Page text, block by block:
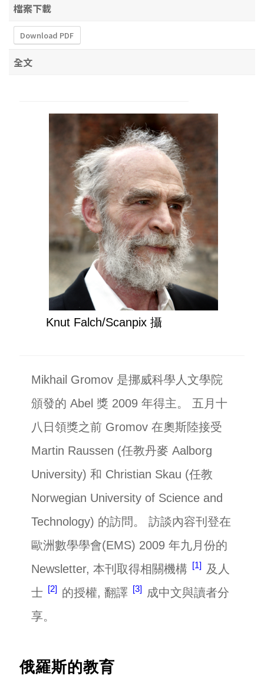
檔案下載
Download PDF
全文
Knut Falch/Scanpix 攝
Mikhail Gromov 是挪威科學人文學院
頒發的 Abel 獎 2009 年得主。 五月十
八日領獎之前 Gromov 在奧斯陸接受
Martin Raussen (任教丹麥 Aalborg
University) 和 Christian Skau (任教
Norwegian University of Science and
Technology) 的訪問。 訪談內容刊登在
歐洲數學學會(EMS) 2009 年九月份的
Newsletter, 本刊取得相關機構
1
及人
士
2 的授權, 翻譯 3
成中文與讀者分
享。
俄羅斯的教育